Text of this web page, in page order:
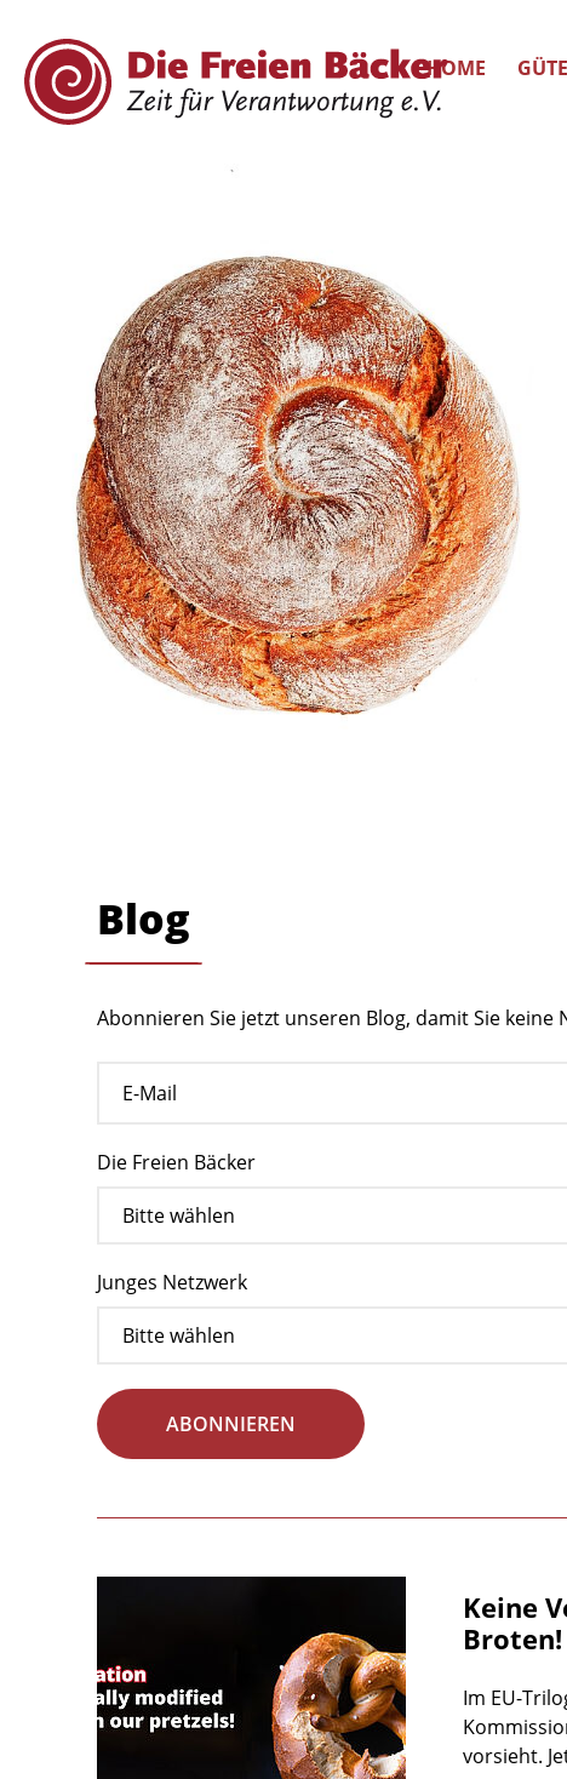
HOME
Blog
Abonnieren Sie jetzt unseren Blog, damit Sie keine
Die Freien Bäcker
Junges Netzwerk
ABONNIEREN
Keine
Broten!
Im EU-
vorsieht.